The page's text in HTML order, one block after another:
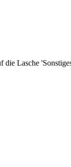
die Lasche